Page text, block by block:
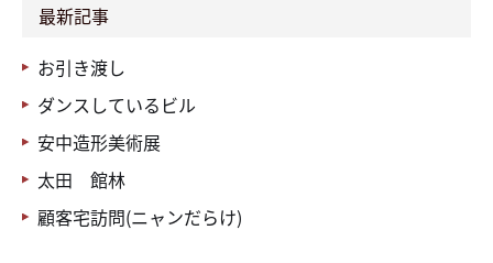
最新記事
お引き渡し
ダンスしているビル
安中造形美術展
太田 館林
顧客宅訪問(ニャンだらけ)